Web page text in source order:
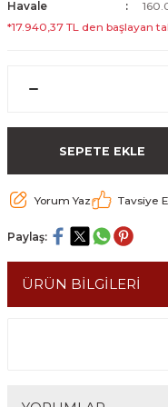
Havale
*17.940,37 TL den başlayan
SEPETE EKLE
Yorum Yaz Tavsiye
Paylaş:
ÜRÜN BİLGİLERİ